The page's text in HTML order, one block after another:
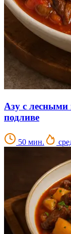
Азу с лесными
подливе
50 мин.